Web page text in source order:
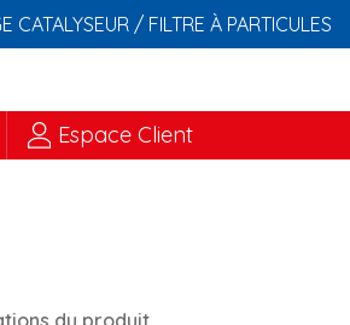
CATALYSEUR / FILTRE À PARTICULES
Espace Client
du produit.